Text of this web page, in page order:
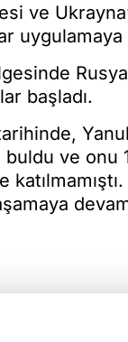
ve
uygulamaya
başladı.
ve onu